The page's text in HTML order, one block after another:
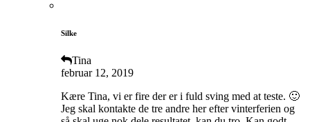
Silke
Tina
februar 12, 2019
Kære Tina, vi er fire der er i fuld sving med at teste. 🙂
Jeg skal kontakte de tre andre her efter vinterferien og